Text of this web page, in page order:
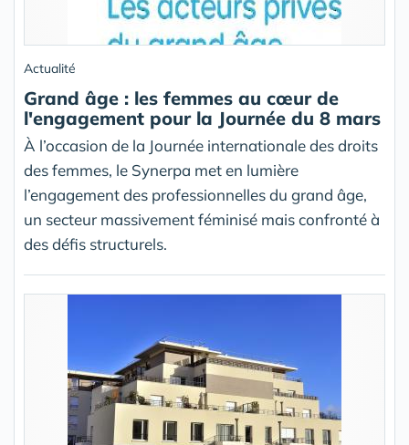
Actualité
Grand âge : les femmes au cœur de
l'engagement pour la Journée du 8 mars
À l’occasion de la Journée internationale des droits
des femmes, le Synerpa met en lumière
l’engagement des professionnelles du grand âge,
un secteur massivement féminisé mais confronté à
des défis structurels.